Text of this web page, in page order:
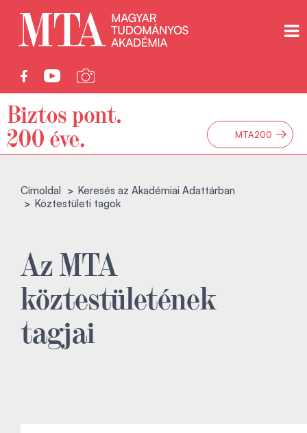
MTA200 →
Címoldal
Keresés az Akadémiai Adattárban
Köztestületi tagok
Az MTA
köztestületének
tagjai